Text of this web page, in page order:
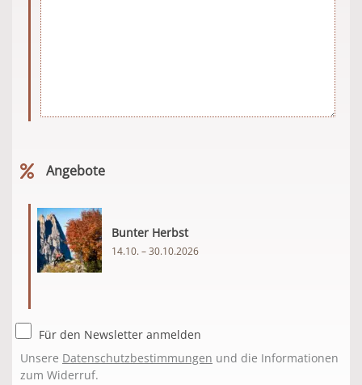
Angebote
Bunter Herbst
14.10. – 30.10.2026
Für den Newsletter anmelden
Unsere Datenschutzbestimmungen und die Informationen
zum Widerruf.